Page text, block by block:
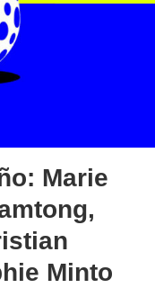
Marie
Minto